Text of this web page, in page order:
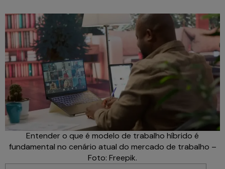
Entender o que é modelo de trabalho híbrido é
fundamental no cenário atual do mercado de trabalho –
Foto: Freepik.